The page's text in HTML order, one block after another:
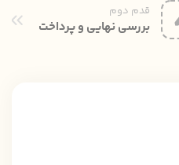
قدم دوم
بررسی نهایی و پرداخت